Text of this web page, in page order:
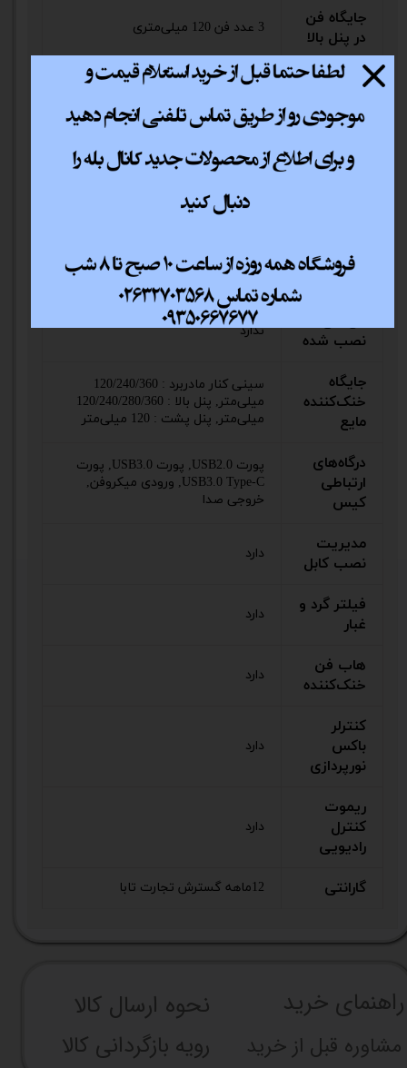
جایگاه فن
در پنل بالا
3 عدد فن 120 میلی‌متری
جایگاه فن
کیس
جایگاه فن
در کنار
مادربرد
3 عدد فن 120 میلی‌متری
نصب شده
ندارد
جایگاه
خنک‌کننده
مایع
سینی کنار مادربرد : 120/240/360
میلی‌متر, پنل بالا : 120/240/280/360
میلی‌متر, پنل پشت : 120 میلی‌متر
درگاه‌های
ارتباطی
کیس
پورت USB2.0, پورت USB3.0, پورت
USB3.0 Type-C, ورودی میکروفن,
خروجی صدا
مدیریت
نصب کابل
دارد
فیلتر گرد و
غبار
دارد
هاب فن
خنک‌کننده
دارد
کنترلر
باکس
نورپردازی
دارد
ریموت
کنترل
رادیویی
دارد
گارانتی 12ماهه گسترش تجارت تابا
راهنما​​​​​​​​​​​​​​ی خرید نحوه ارسال کالا
مشاوره قبل از خرید رویه بازگردانی کالا